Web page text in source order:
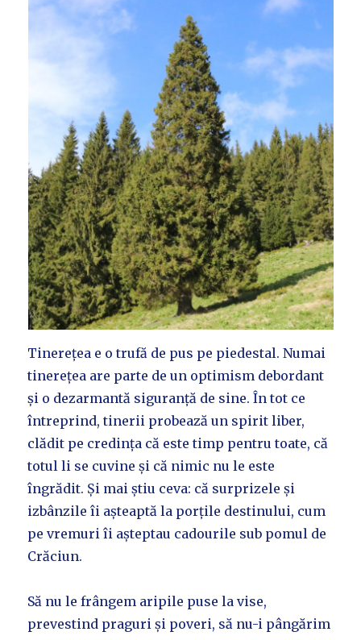
Tinerețea e o trufă de pus pe piedestal. Numai
tinerețea are parte de un optimism debordant
și o dezarmantă siguranță de sine. În tot ce
întreprind, tinerii probează un spirit liber,
clădit pe credința că este timp pentru toate, că
totul li se cuvine și că nimic nu le este
îngrădit. Și mai știu ceva: că surprizele și
izbânzile îi așteaptă la porțile destinului, cum
pe vremuri îi așteptau cadourile sub pomul de
Crăciun.
Să nu le frângem aripile puse la vise,
prevestind praguri și poveri, să nu-i pângărim